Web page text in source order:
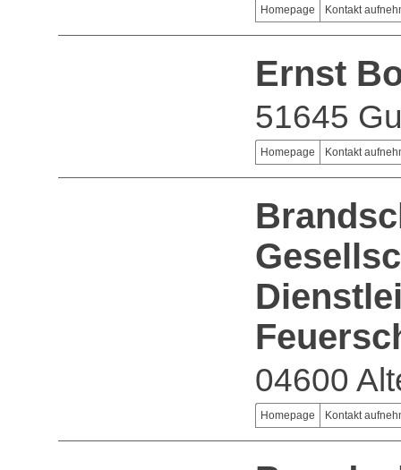
Homepage Kontakt
Ernst
51645
Homepage Kontakt
04600
Homepage Kontakt